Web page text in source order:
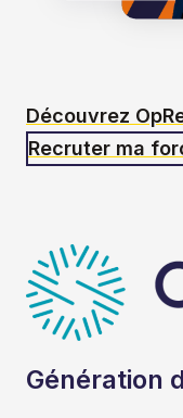
Découvrez
Recruter ma
Génération